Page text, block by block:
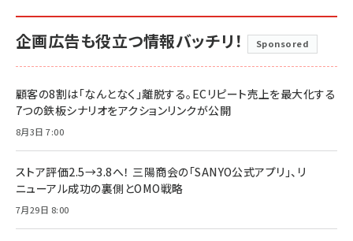
企画広告も役立つ情報バッチリ！ Sponsored
顧客の8割は「なんとなく」離脱する。ECリピート売上を最大化する
7つの鉄板シナリオをアクションリンクが公開
8月3日 7:00
ストア評価2.5→3.8へ！ 三陽商会の「SANYO公式アプリ」、リ
ニューアル成功の裏側とOMO戦略
7月29日 8:00